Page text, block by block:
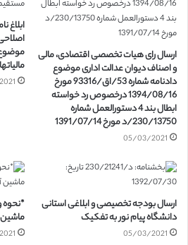
ارسال رای هیات تخصصی اقتصادی، مالی
و اصناف دیوان عدالت اداری موضوع
دادنامه شماره 53/اق/93316 مورخ
1394/08/16 درخصوص رد خواسته
ابطال بند 4 دستورالعمل شماره
230/13750/د مورخ 1391/07/14
05/03/2021
ابلاغ
ارسال بودجه تخصیصی و ابلاغی استانی
دانشگاه پیام نور به تفکیک
05/03/2021
*نحوه
ماشین